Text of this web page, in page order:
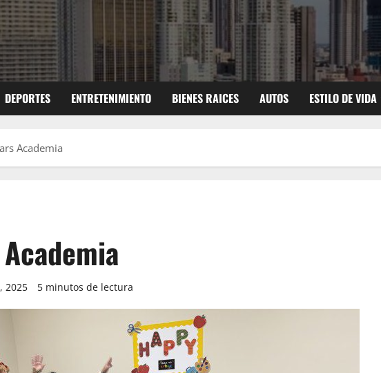
DEPORTES ENTRETENIMIENTO BIENES RAICES AUTOS ESTILO DE VIDA
Academia
2025 5 minutos de lectura